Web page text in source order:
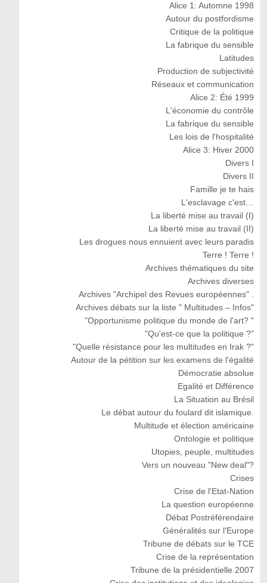
Alice 1: Automne 1998
Autour du postfordisme
Critique de la politique
La fabrique du sensible
Latitudes
Production de subjectivité
Réseaux et communication
Alice 2: Été 1999
L'économie du contrôle
La fabrique du sensible
Les lois de l'hospitalité
Alice 3: Hiver 2000
Divers I
Divers II
Famille je te hais
L'esclavage c'est…
La liberté mise au travail (I)
La liberté mise au travail (II)
Les drogues nous ennuient avec leurs paradis
Terre ! Terre !
Archives thématiques du site
Archives diverses
Archives "Archipel des Revues européennes" .
Archives débats sur la liste " Multitudes – Infos"
"Opportunisme politique du monde de l'art? "
"Qu'est-ce que la politique ?"
"Quelle résistance pour les multitudes en Irak ?"
Autour de la pétition sur les examens de l'égalité
Démocratie absolue
Egalité et Différence
La Situation au Brésil
Le débat autour du foulard dit islamique.
Multitude et élection américaine
Ontologie et politique
Utopies, peuple, multitudes
Vers un nouveau "New deal"?
Crises
Crise de l'Etat-Nation
La question européenne
Débat Postréférendaire
Généralités sur l'Europe
Tribune de débats sur le TCE
Crise de la représentation
Tribune de la présidentielle 2007